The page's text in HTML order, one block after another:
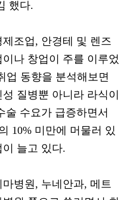
했다.
조업, 안경테 및 렌즈
나 창업이 주를 이루었
업 동향을 분석해보면
질병뿐 아니라 라식이
술 수요가 급증하면서
10% 미만에 머물러 있
늘고 있다.
병원, 누네안과, 메트